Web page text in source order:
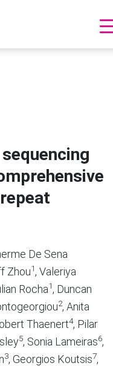
De Sena
Zhou1, Valeriya
Rocha1, Duncan
2, Anita
Thaenert4, Pilar
5, Sonia Lameiras6,
3, Georgios Koutsis7,